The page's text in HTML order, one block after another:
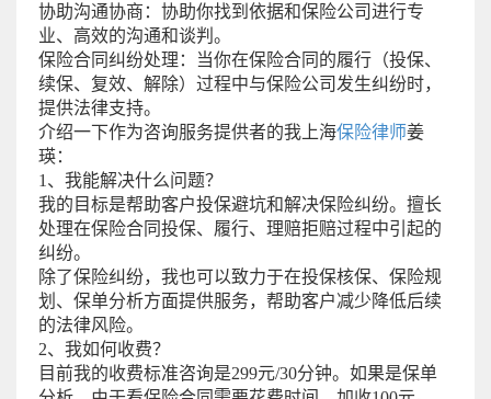
协助沟通协商：协助你找到依据和保险公司进行专
业、高效的沟通和谈判。
保险合同纠纷处理：当你在保险合同的履行（投保、
续保、复效、解除）过程中与保险公司发生纠纷时，
提供法律支持。
介绍一下作为咨询服务提供者的我上海保险律师姜
瑛：
1、我能解决什么问题？
我的目标是帮助客户投保避坑和解决保险纠纷。擅长
处理在保险合同投保、履行、理赔拒赔过程中引起的
纠纷。
除了保险纠纷，我也可以致力于在投保核保、保险规
划、保单分析方面提供服务，帮助客户减少降低后续
的法律风险。
2、我如何收费？
目前我的收费标准咨询是299元/30分钟。如果是保单